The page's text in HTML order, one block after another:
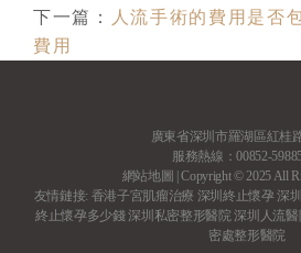
下一篇：
人流手術的費用是否
費用
廣東省深圳市羅湖區紅桂
服務熱線：00852-
網站地圖 | Copyright © 2025 All
友情鏈接: 香港子宮肌瘤治療 深圳終止懷孕深
終止懷孕多少錢深圳私密整形醫院深圳人流醫
密處整形醫院